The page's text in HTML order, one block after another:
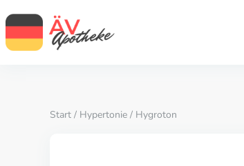
Start / Hypertonie / Hygroton